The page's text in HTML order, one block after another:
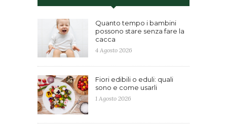
Quanto tempo i bambini
possono stare senza fare la
cacca
4 Agosto 2026
Fiori edibili o eduli: quali
sono e come usarli
1 Agosto 2026